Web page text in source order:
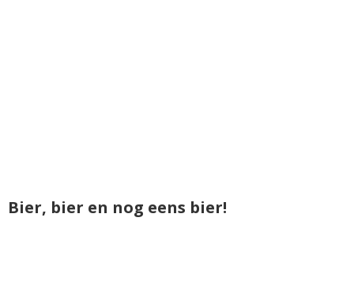
Bier, bier en nog eens bier!